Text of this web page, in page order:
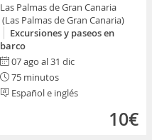
Las Palmas de Gran Canaria
(Las Palmas de Gran Canaria)
Excursiones y paseos en
barco
07 ago al 31 dic
75 minutos
Español e inglés
10€